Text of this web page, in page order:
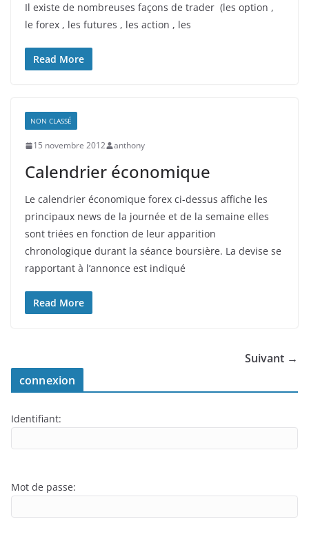
Il existe de nombreuses façons de trader (les option ,
le forex , les futures , les action , les
Read More
NON CLASSÉ
15 novembre 2012 anthony
Calendrier économique
Le calendrier économique forex ci-dessus affiche les
principaux news de la journée et de la semaine elles
sont triées en fonction de leur apparition
chronologique durant la séance boursière. La devise se
rapportant à l’annonce est indiqué
Read More
Suivant →
connexion
Identifiant:
Mot de passe: